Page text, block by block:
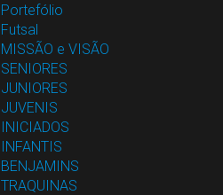
Portefólio
Futsal
MISSÃO e VISÃO
SENIORES
JUNIORES
JUVENIS
INICIADOS
INFANTIS
BENJAMINS
TRAQUINAS